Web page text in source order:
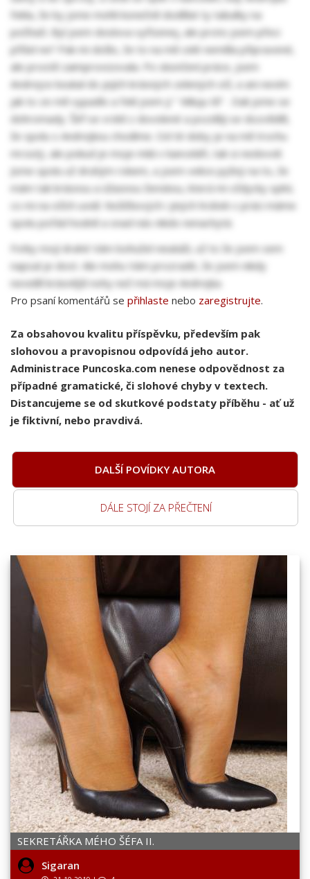
řekla, že by jsme mohli konečně dodělat ty tabulky na
počítači. Byl jsem doslova vyřízenej, ale proto jsem přeci
přišel ne? Pak mi došlo, že to na mě celé neměla připravené,
ale prostě zaimprovizovala. Po skončení práce, jsem
Andrejce koukal do jejích krásných zelených očí, a ani nevím
jak to ze mě vypadlo a řekl jsem jí " Miluju tě" . Dali jsme se
dohromady. Šéf se vrátil z dovolené a později se dozvěděl,
že spolu s Andrejkou chodíme. Od té doby je na mě trochu
mrzutý, ale pokud je moje milá v kanceláři, tak si nedovolí.
Jsme spolu už druhým rokem, a jsem velice pyšný na to, že
mám tak krásnou a úžasnou ženskou, která mi vždycky splní,
co mi na očích uvidí. Nožičkových i jiných hrátek v práci máme
spolu pořád hodně a snad nás nikdo nenachytá.
Fotky mojí drahé Vám bohužel neukáži, už to že jsem sem
napsal je dost. Ale mohu Vám prozradit, že jsem nikdy
neviděl krásnější nohy než má moje Andrejka.
Pro psaní komentářů se přihlaste nebo zaregistrujte.
Za obsahovou kvalitu příspěvku, především pak
slohovou a pravopisnou odpovídá jeho autor.
Administrace Puncoska.com nenese odpovědnost za
případné gramatické, či slohové chyby v textech.
Distancujeme se od skutkové podstaty příběhu - ať už
je fiktivní, nebo pravdivá.
DALŠÍ POVÍDKY AUTORA
DÁLE STOJÍ ZA PŘEČTENÍ
SEKRETÁŘKA MÉHO ŠÉFA II.
Sigaran